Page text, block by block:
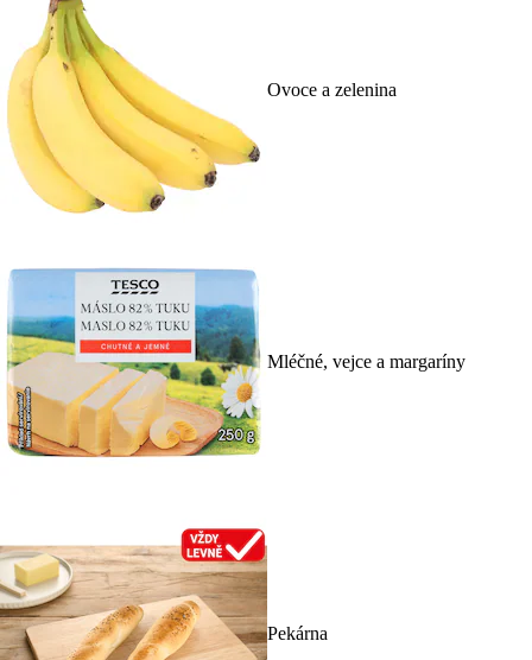
Ovoce a zelenina
Mléčné, vejce a margaríny
Pekárna